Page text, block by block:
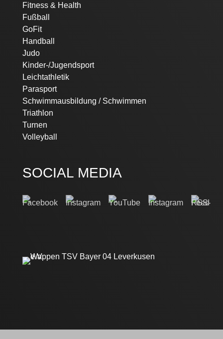
Fitness & Health
Fußball
GoFit
Handball
Judo
Kinder-/Jugendsport
Leichtathletik
Parasport
Schwimmausbildung / Schwimmen
Triathlon
Turnen
Volleyball
SOCIAL MEDIA